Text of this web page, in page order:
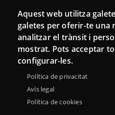
Connecta
Bustia de contacte
Butlletins
Aquest web utilitza
galetes per oferir-te una
analitzar el trànsit i
mostrat. Pots acceptar
configurar-les.
Política de privacitat
Avís legal
Política de cookies